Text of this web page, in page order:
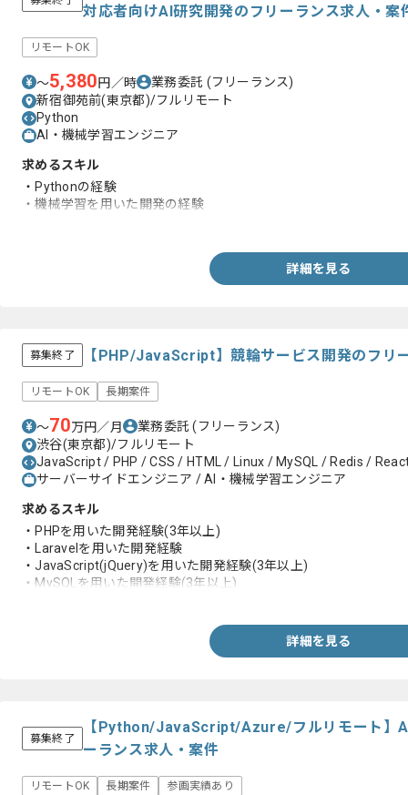
対応者向けAI研究開発のフリーランス求人・案
リモートOK
〜5,380円／時 業務委託 (フリーランス)
新宿御苑前(東京都)/フルリモート
Python
AI・機械学習エンジニア
求めるスキル
・Pythonの経験
・機械学習を用いた開発の経験
詳細を見る
募集終了 【PHP/JavaScript】競輪サービス開発のフリ
リモートOK 長期案件
〜70万円／月 業務委託(フリーランス)
渋谷(東京都)/フルリモート
JavaScript / PHP / CSS / HTML / Linux / MySQL / Redis /
サーバーサイドエンジニア / AI・機械学習エンジニア
求めるスキル
・PHPを用いた開発経験(3年以上)
・Laravelを用いた開発経験
・JavaScript(jQuery)を用いた開発経験(3年以上)
・MySQLを用いた開発経験(3年以上)
詳細を見る
募集終了
【Python/JavaScript/Azure/フルリモート】
ーランス求人・案件
リモートOK 長期案件 参画実績あり